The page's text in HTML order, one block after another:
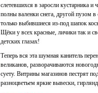
слетевшихся в заросли кустарника
полны валенки снега, другой пузом в
только выбившиеся из-под шапок
Щёки у всех красные, личики так и
детских глазах!
Теперь вся эта шумная канитель
великанов, разворачиваются
суету. Витрины магазинов пестрят
разноцветьем яркие вывески,